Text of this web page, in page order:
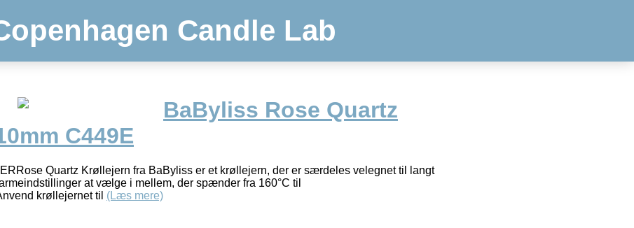
Candle Lab
BaByliss Rose Quartz
C449E
Quartz Krøllejern fra BaByliss er et krøllejern, der er særdeles velegnet til langt
at vælge i mellem, der spænder fra 160°C til
krøllejernet til (Læs mere)